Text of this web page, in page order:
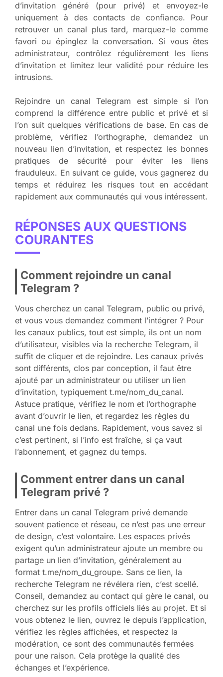
d’invitation généré (pour privé) et envoyez-le
uniquement à des contacts de confiance. Pour
retrouver un canal plus tard, marquez-le comme
favori ou épinglez la conversation. Si vous êtes
administrateur, contrôlez régulièrement les liens
d’invitation et limitez leur validité pour réduire les
intrusions.
Rejoindre un canal Telegram est simple si l’on
comprend la différence entre public et privé et si
l’on suit quelques vérifications de base. En cas de
problème, vérifiez l’orthographe, demandez un
nouveau lien d’invitation, et respectez les bonnes
pratiques de sécurité pour éviter les liens
frauduleux. En suivant ce guide, vous gagnerez du
temps et réduirez les risques tout en accédant
rapidement aux communautés qui vous intéressent.
RÉPONSES AUX QUESTIONS
COURANTES
Comment rejoindre un canal
Telegram ?
Vous cherchez un canal Telegram, public ou privé,
et vous vous demandez comment l’intégrer ? Pour
les canaux publics, tout est simple, ils ont un nom
d’utilisateur, visibles via la recherche Telegram, il
suffit de cliquer et de rejoindre. Les canaux privés
sont différents, clos par conception, il faut être
ajouté par un administrateur ou utiliser un lien
d’invitation, typiquement t.me/nom_du_canal.
Astuce pratique, vérifiez le nom et l’orthographe
avant d’ouvrir le lien, et regardez les règles du
canal une fois dedans. Rapidement, vous savez si
c’est pertinent, si l’info est fraîche, si ça vaut
l’abonnement, et gagnez du temps.
Comment entrer dans un canal
Telegram privé ?
Entrer dans un canal Telegram privé demande
souvent patience et réseau, ce n’est pas une erreur
de design, c’est volontaire. Les espaces privés
exigent qu’un administrateur ajoute un membre ou
partage un lien d’invitation, généralement au
format t.me/nom_du_groupe. Sans ce lien, la
recherche Telegram ne révélera rien, c’est scellé.
Conseil, demandez au contact qui gère le canal, ou
cherchez sur les profils officiels liés au projet. Et si
vous obtenez le lien, ouvrez le depuis l’application,
vérifiez les règles affichées, et respectez la
modération, ce sont des communautés fermées
pour une raison. Cela protège la qualité des
échanges et l’expérience.